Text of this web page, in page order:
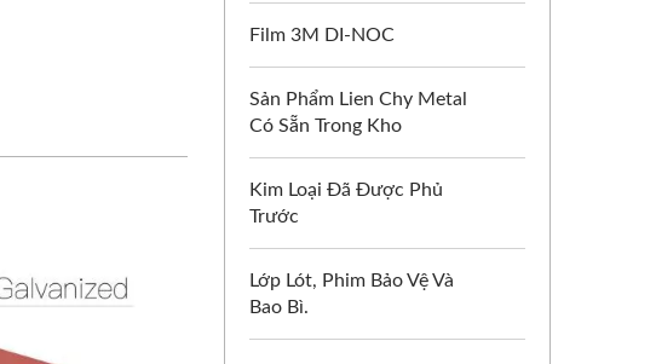
Film 3M DI-NOC
Sản Phẩm Lien Chy Metal
Có Sẵn Trong Kho
Kim Loại Đã Được Phủ
Trước
Lớp Lót, Phim Bảo Vệ Và
Bao Bì.